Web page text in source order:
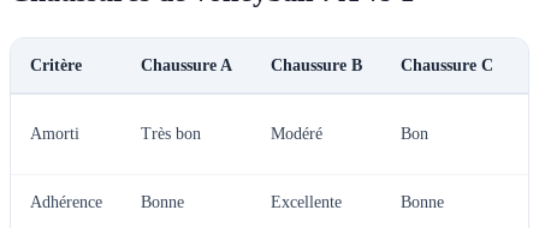
Critère Chaussure A Chaussure B Chaussure C
Amorti Très bon Modéré Bon
Adhérence Bonne Excellente Bonne